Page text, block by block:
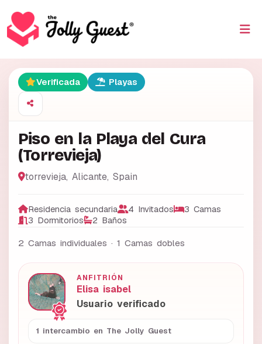
Verificada Playas
Piso en la Playa del Cura
(Torrevieja)
torrevieja, Alicante, Spain
Residencia secundaria 4 Invitados
3 Camas
3 Dormitorios
2 Baños
2 Camas individuales · 1 Camas dobles
ANFITRIÓN
Elisa isabel
Usuario verificado
1 intercambio en The Jolly Guest